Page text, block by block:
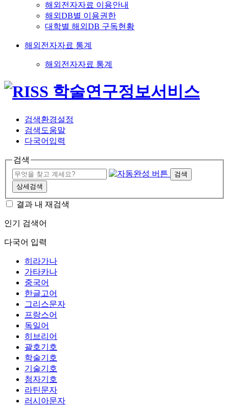
해외전자자료 이용안내
해외DB별 이용권한
대학별 해외DB 구독현황
해외전자자료 통계
해외전자자료 통계
검색환경설정
검색도움말
다국어입력
검색
검색
상세검색
결과 내 재검색
인기 검색어
다국어 입력
히라가나
가타카나
중국어
한글고어
그리스문자
프랑스어
독일어
히브리어
괄호기호
학술기호
기술기호
첨자기호
라틴문자
러시아문자